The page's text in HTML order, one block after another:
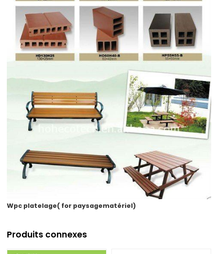
Wpc platelage( for paysagematériel)
Produits connexes